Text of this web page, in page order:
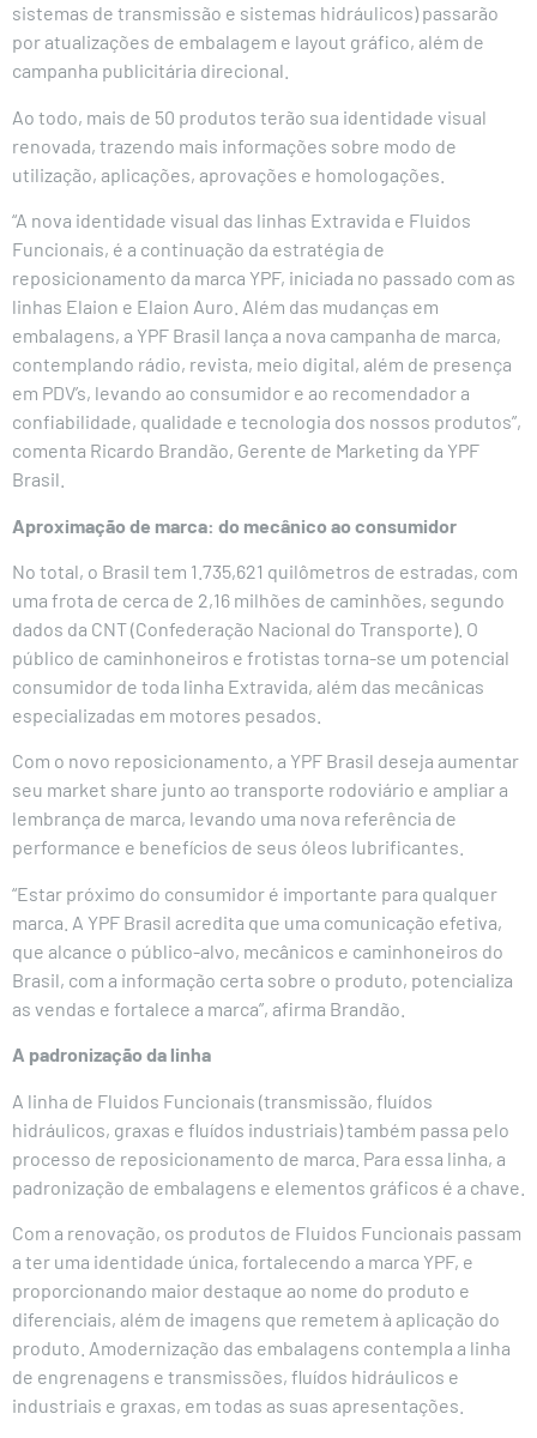
sistemas de transmissão e sistemas hidráulicos) passarão
por atualizações de embalagem e layout gráfico, além de
campanha publicitária direcional.
Ao todo, mais de 50 produtos terão sua identidade visual
renovada, trazendo mais informações sobre modo de
utilização, aplicações, aprovações e homologações.
“A nova identidade visual das linhas Extravida e Fluidos
Funcionais, é a continuação da estratégia de
reposicionamento da marca YPF, iniciada no passado com as
linhas Elaion e Elaion Auro. Além das mudanças em
embalagens, a YPF Brasil lança a nova campanha de marca,
contemplando rádio, revista, meio digital, além de presença
em PDV’s, levando ao consumidor e ao recomendador a
confiabilidade, qualidade e tecnologia dos nossos produtos”,
comenta Ricardo Brandão, Gerente de Marketing da YPF
Brasil.
Aproximação de marca: do mecânico ao consumidor
No total, o Brasil tem 1.735,621 quilômetros de estradas, com
uma frota de cerca de 2,16 milhões de caminhões, segundo
dados da CNT (Confederação Nacional do Transporte). O
público de caminhoneiros e frotistas torna-se um potencial
consumidor de toda linha Extravida, além das mecânicas
especializadas em motores pesados.
Com o novo reposicionamento, a YPF Brasil deseja aumentar
seu market share junto ao transporte rodoviário e ampliar a
lembrança de marca, levando uma nova referência de
performance e benefícios de seus óleos lubrificantes.
“Estar próximo do consumidor é importante para qualquer
marca. A YPF Brasil acredita que uma comunicação efetiva,
que alcance o público-alvo, mecânicos e caminhoneiros do
Brasil, com a informação certa sobre o produto, potencializa
as vendas e fortalece a marca”, afirma Brandão.
A padronização da linha
A linha de Fluidos Funcionais (transmissão, fluídos
hidráulicos, graxas e fluídos industriais) também passa pelo
processo de reposicionamento de marca. Para essa linha, a
padronização de embalagens e elementos gráficos é a chave.
Com a renovação, os produtos de Fluidos Funcionais passam
a ter uma identidade única, fortalecendo a marca YPF, e
proporcionando maior destaque ao nome do produto e
diferenciais, além de imagens que remetem à aplicação do
produto. Amodernização das embalagens contempla a linha
de engrenagens e transmissões, fluídos hidráulicos e
industriais e graxas, em todas as suas apresentações.